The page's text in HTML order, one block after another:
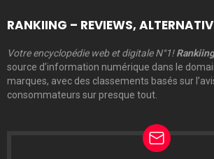
RANKIING – REVIEWS,
Votre encyclopédie web et digitale N°1! Rankiing
source d’information numérique dans le
marques, avec des classements basés sur
consommateurs sur presque tout.